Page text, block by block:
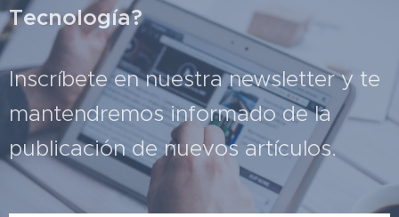
Tecnología?
Inscríbete en nuestra newsletter y te
mantendremos informado de la
publicación de nuevos artículos.